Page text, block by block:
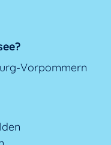
Vorpommern